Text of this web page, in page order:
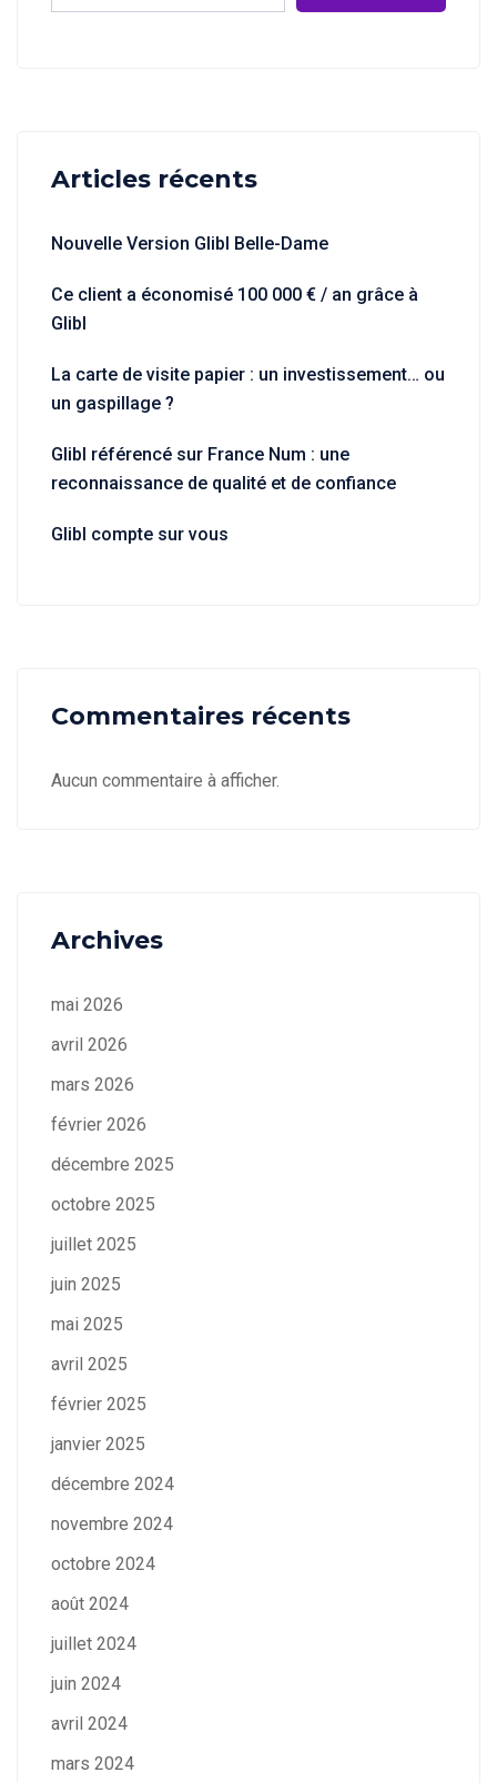
Articles récents
Nouvelle Version Glibl Belle-Dame
Ce client a économisé 100 000 € / an grâce à
Glibl
La carte de visite papier : un investissement… ou
un gaspillage ?
Glibl référencé sur France Num : une
reconnaissance de qualité et de confiance
Glibl compte sur vous
Commentaires récents
Aucun commentaire à afficher.
Archives
mai 2026
avril 2026
mars 2026
février 2026
décembre 2025
octobre 2025
juillet 2025
juin 2025
mai 2025
avril 2025
février 2025
janvier 2025
décembre 2024
novembre 2024
octobre 2024
août 2024
juillet 2024
juin 2024
avril 2024
mars 2024